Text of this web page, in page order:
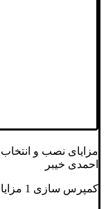
مزایای نصب و
احمدی خیبر
کمپرس سازی 1 مزایای نصب و انتخاب اتاق کمپرسی